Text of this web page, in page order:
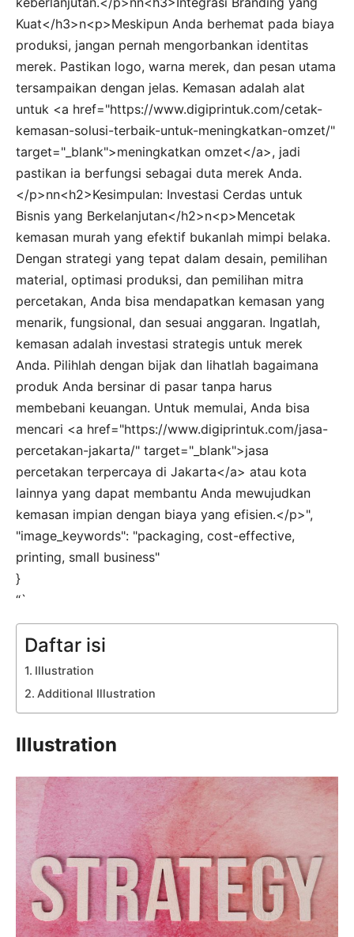
Kuat</h3>n<p>Meskipun Anda berhemat pada biaya
produksi, jangan pernah mengorbankan identitas
merek. Pastikan logo, warna merek, dan pesan utama
tersampaikan dengan jelas. Kemasan adalah alat
untuk <a href="https://www.digiprintuk.com/cetak-
kemasan-solusi-terbaik-untuk-meningkatkan-omzet/"
target="_blank">meningkatkan omzet</a>, jadi
pastikan ia berfungsi sebagai duta merek Anda.
</p>nn<h2>Kesimpulan: Investasi Cerdas untuk
Bisnis yang Berkelanjutan</h2>n<p>Mencetak
kemasan murah yang efektif bukanlah mimpi belaka.
Dengan strategi yang tepat dalam desain, pemilihan
material, optimasi produksi, dan pemilihan mitra
percetakan, Anda bisa mendapatkan kemasan yang
menarik, fungsional, dan sesuai anggaran. Ingatlah,
kemasan adalah investasi strategis untuk merek
Anda. Pilihlah dengan bijak dan lihatlah bagaimana
produk Anda bersinar di pasar tanpa harus
membebani keuangan. Untuk memulai, Anda bisa
mencari <a href="https://www.digiprintuk.com/jasa-
percetakan-jakarta/" target="_blank">jasa
percetakan terpercaya di Jakarta</a> atau kota
lainnya yang dapat membantu Anda mewujudkan
kemasan impian dengan biaya yang efisien.</p>",
"image_keywords": "packaging, cost-effective,
printing, small business"
}
“`
Daftar isi
Illustration
Additional Illustration
Illustration